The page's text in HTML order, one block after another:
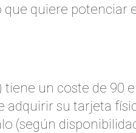
quiere
un coste de
su tarjeta
(según